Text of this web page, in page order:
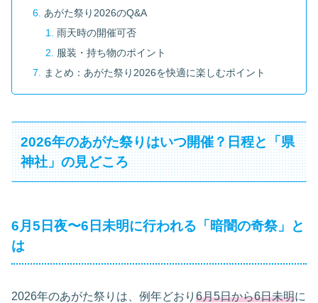
あがた祭り2026のQ&A
雨天時の開催可否
服装・持ち物のポイント
まとめ：あがた祭り2026を快適に楽しむポイント
2026年のあがた祭りはいつ開催？日程と「県
神社」の見どころ
6月5日夜〜6日未明に行われる「暗闇の奇祭」と
は
2026年のあがた祭りは、例年どおり 6月5日から6日未明に